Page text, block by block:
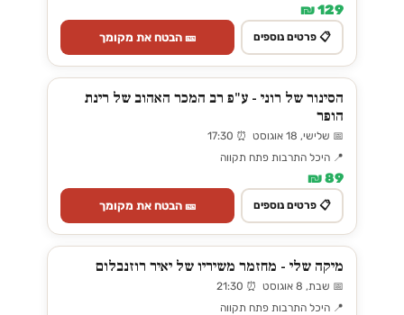
129 ₪
📋 פרטים נוספים 🎫 הבטח את מקומך
הסינור של רוני - ע"פ רב המכר האהוב של רינת
הופר
📅 שלישי, 18 אוגוסט ⏰ 17:30
📍 היכל התרבות פתח תקווה
89 ₪
📋 פרטים נוספים 🎫 הבטח את מקומך
מיקה שלי - מחזמר משיריו של יאיר רוזנבלום
📅 שבת, 8 אוגוסט ⏰ 21:30
📍 היכל התרבות פתח תקווה